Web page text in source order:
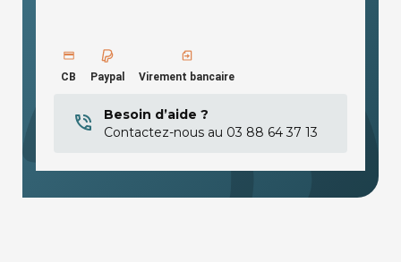
CB Paypal Virement bancaire
Besoin d’aide ?
Contactez-nous au 03 88 64 37 13